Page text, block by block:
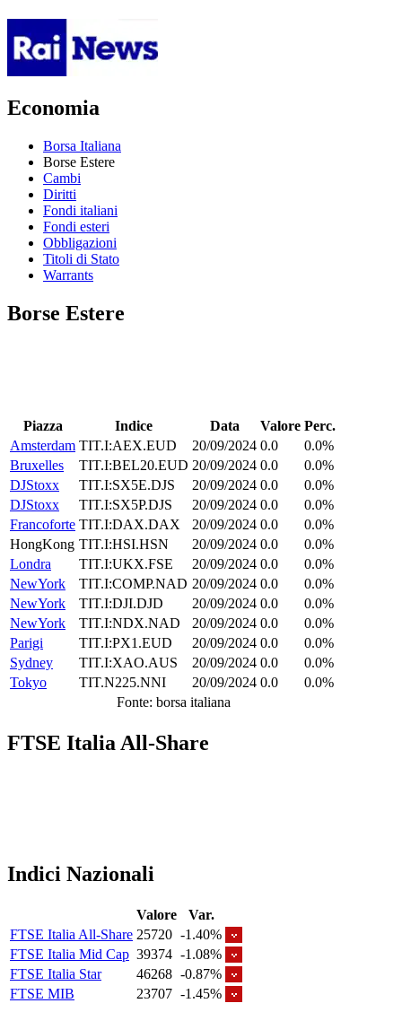
Economia
Borsa Italiana
Borse Estere
Cambi
Diritti
Fondi italiani
Fondi esteri
Obbligazioni
Titoli di Stato
Warrants
Borse Estere
Piazza Indice Data Valore Perc.
Amsterdam TIT.I:AEX.EUD 20/09/2024 0.0
0.0%
Bruxelles
TIT.I:BEL20.EUD 20/09/2024 0.0
0.0%
DJStoxx
TIT.I:SX5E.DJS 20/09/2024 0.0
0.0%
DJStoxx
TIT.I:SX5P.DJS 20/09/2024 0.0
0.0%
Francoforte TIT.I:DAX.DAX 20/09/2024 0.0
0.0%
HongKong TIT.I:HSI.HSN 20/09/2024 0.0
0.0%
Londra
TIT.I:UKX.FSE 20/09/2024 0.0
0.0%
NewYork
TIT.I:COMP.NAD 20/09/2024 0.0
0.0%
NewYork
TIT.I:DJI.DJD 20/09/2024 0.0
0.0%
NewYork
TIT.I:NDX.NAD 20/09/2024 0.0
0.0%
Parigi
TIT.I:PX1.EUD 20/09/2024 0.0
0.0%
Sydney
TIT.I:XAO.AUS 20/09/2024 0.0
0.0%
Tokyo
TIT.N225.NNI 20/09/2024 0.0
0.0%
Fonte: borsa italiana
FTSE Italia All-Share
Indici Nazionali
Valore
Var.
FTSE Italia All-Share 25720 -1.40%
FTSE Italia Mid Cap 39374 -1.08%
FTSE Italia Star
46268 -0.87%
FTSE MIB
23707 -1.45%